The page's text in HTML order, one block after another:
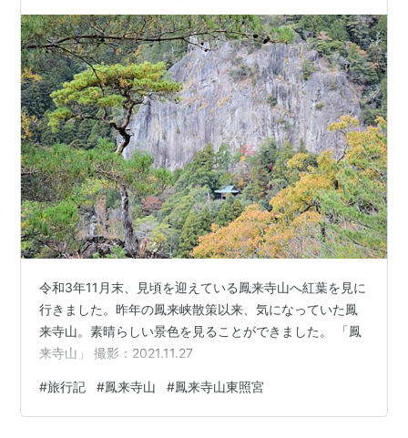
令和3年11月末、見頃を迎えている鳳来寺山へ紅葉を見に
行きました。昨年の鳳来峡散策以来、気になっていた鳳
来寺山。素晴らしい景色を見ることができました。 「鳳
来寺山」 撮影：2021.11.27
#旅行記 #鳳来寺山 #鳳来寺山東照宮